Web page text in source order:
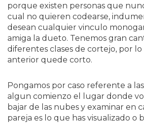
porque existen personas que
cual no quieren codearse,
desean cualquier vinculo
amiga la dueto. Tenemos gran
diferentes clases de cortejo, por
anterior quede corto.
Pongamos por caso referente a
algun comienzo el lugar donde
bajar de las nubes y examinar en
pareja es lo que has visualizado o